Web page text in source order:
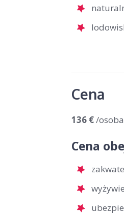
Cena
136 €/osoba
Cena